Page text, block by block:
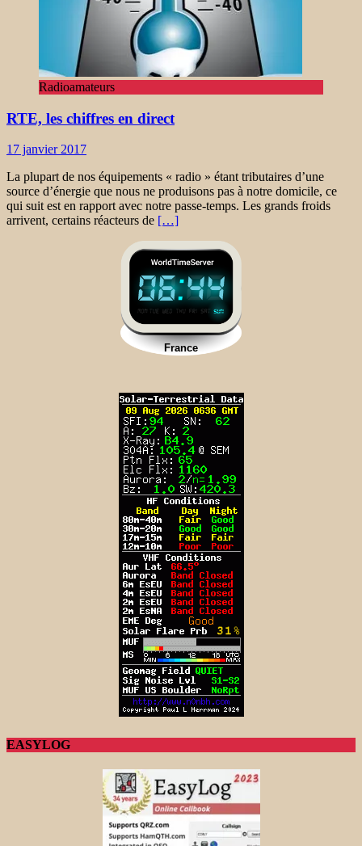
Radioamateurs
RTE, les chiffres en direct
17 janvier 2017
La plupart de nos équipements « radio » étant tributaires d’une
source d’énergie que nous ne produisons pas à notre domicile, ce
qui suit est en rapport avec notre passe-temps. Les grands froids
arrivent, certains réacteurs de […]
EASYLOG